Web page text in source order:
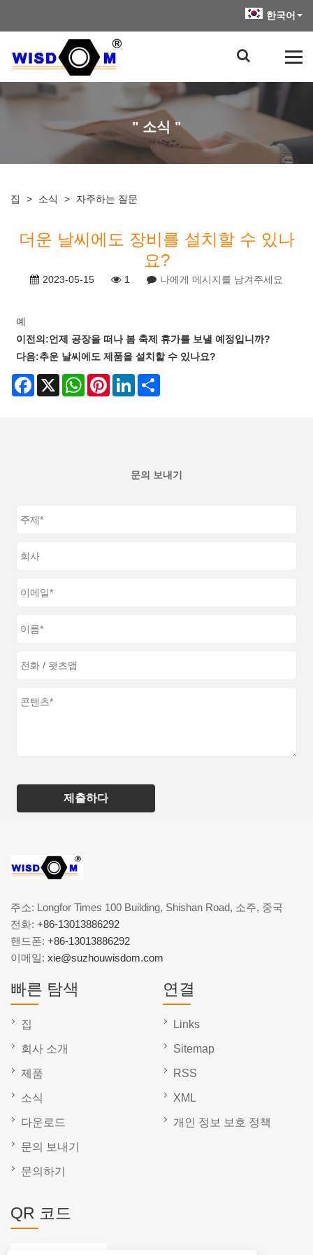
한국어
" 소식 "
집 > 소식 > 자주하는 질문
더운 날씨에도 장비를 설치할 수 있나
요?
2023-05-15 1 나에게 메시지를 남겨주세요
예
이전의:언제 공장을 떠나 봄 축제 휴가를 보낼 예정입니까?
다음:추운 날씨에도 제품을 설치할 수 있나요?
Facebook
X WhatsAppPinterestLinkedIn
문의 보내기
제출하다
주소: Longfor Times 100 Building, Shishan Road, 소주, 중국
전화: +86-13013886292
핸드폰: +86-13013886292
이메일: xie@suzhouwisdom.com
빠른 탐색
집
회사 소개
제품
소식
다운로드
문의 보내기
문의하기
연결
Links
Sitemap
RSS
XML
개인 정보 보호 정책
QR 코드